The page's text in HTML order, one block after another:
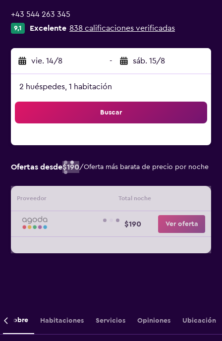
+43 544 263 345
9,1 Excelente 838 calificaciones verificadas
vie. 14/8 - sáb. 15/8
2 huéspedes, 1 habitación
Buscar
Ofertas desde$190/Oferta más barata de precio por noche
Proveedor Total noche
$190 Ver oferta
Sobre Habitaciones Servicios Opiniones Ubicación